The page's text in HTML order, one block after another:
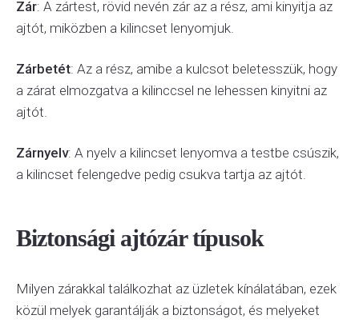
Zár: A zártest, rövid nevén zár az a rész, ami kinyitja az
ajtót, miközben a kilincset lenyomjuk.
Zárbetét: Az a rész, amibe a kulcsot beletesszük, hogy
a zárat elmozgatva a kilinccsel ne lehessen kinyitni az
ajtót.
Zárnyelv: A nyelv a kilincset lenyomva a testbe csúszik,
a kilincset felengedve pedig csukva tartja az ajtót.
Biztonsági ajtózár típusok
Milyen zárakkal találkozhat az üzletek kínálatában, ezek
közül melyek garantálják a biztonságot, és melyeket